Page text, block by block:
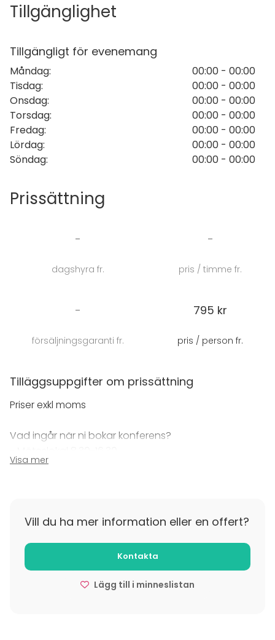
samt vår trevliga matsal med både uterum och
terass.
Tillgänglighet
Tillgängligt för evenemang
Måndag:
00:00 - 00:00
Tisdag:
00:00 - 00:00
Onsdag:
00:00 - 00:00
Torsdag:
00:00 - 00:00
Fredag:
00:00 - 00:00
Lördag:
00:00 - 00:00
Söndag: 00:00 - 00:00
Prissättning
-
dagshyra fr.
-
pris / timme fr.
-
försäljningsgaranti fr.
795 kr
pris / person fr.
Tilläggsuppgifter om prissättning
Priser exkl moms
Vad ingår när ni bokar konferens?
- Ljud och bild
- Lunchmeny med alkoholfri dryck
- Eftermiddagsfika
Tilläggsuppgifter om avbokning
Vid total avbokning senare än 4 veckor före
Visa mer
Vill du ha mer information eller en offert?
Kontakta
Lägg till i minneslistan